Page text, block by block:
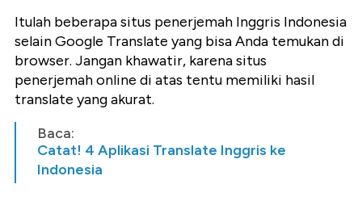
Itulah beberapa situs penerjemah Inggris Indonesia
selain Google Translate yang bisa Anda temukan di
browser. Jangan khawatir, karena situs
penerjemah online di atas tentu memiliki hasil
translate yang akurat.
Baca:
Catat! 4 Aplikasi Translate Inggris ke
Indonesia